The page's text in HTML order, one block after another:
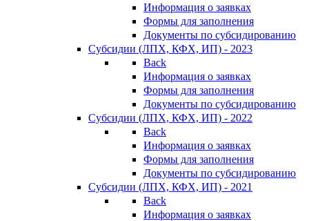
Информация о заявках
Формы для заполнения
Документы по субсидированию
Субсидии (ЛПХ, КФХ, ИП) - 2023
Back
Информация о заявках
Формы для заполнения
Документы по субсидированию
Субсидии (ЛПХ, КФХ, ИП) - 2022
Back
Информация о заявках
Формы для заполнения
Документы по субсидированию
Субсидии (ЛПХ, КФХ, ИП) - 2021
Back
Информация о заявках